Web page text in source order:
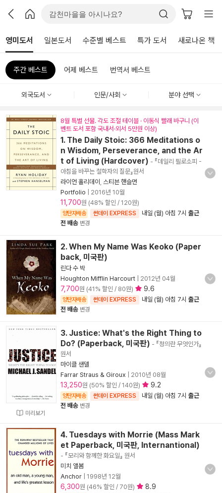
영미도서 일본도서 수준별 베스트 특가 도서 새로나온 책
주간 베스트 어제 베스트 번역서 베스트
외국도서 인문/사회 분야 선택
8월 특별 선물. 각도 조절 테이블 · 이동식 빨래 바구니 (이
벤트 도서 포함 국내서·외서 5만원 이상)
1. The Daily Stoic: 366 Meditations o
n Wisdom, Perseverance, and the Ar
t of Living (Hardcover) - 『데일리 필로소피 -
아침을 바꾸는 철학자의 질문』원서
라이언 홀리데이
스티븐 핸슬먼
Portfolio
2016년 10월
11,700원 (48% 할인 / 120원)
양탄자배송 썬데이 EXPRESS 내일 (월) 아침 7시 출근
전 배송 변경
2. When My Name Was Keoko (Paper
back, 미국판)
린다 수 박
Houghton Mifflin Harcourt
2012년 04월
7,700원 (41% 할인 / 80원) 9.6
양탄자배송 썬데이 EXPRESS 내일 (월) 아침 7시 출근
전 배송 변경
미리보기
3. Justice: What's the Right Thing to
Do? (Paperback, 미국판) - 『정의란 무엇인가』
원서
마이클 샌델
Farrar Straus & Giroux
2010년 08월
13,250원 (50% 할인 / 140원) 9.2
양탄자배송 썬데이 EXPRESS 내일 (월) 아침 7시 출근
전 배송 변경
4. Tuesdays with Morrie (Mass Mark
et Paperback, 미국판, Internantional)
- 『모리와 함께한 화요일』 원서
미치 앨봄
Anchor
1998년 12월
6,300원 (46% 할인 / 70원) 8.9